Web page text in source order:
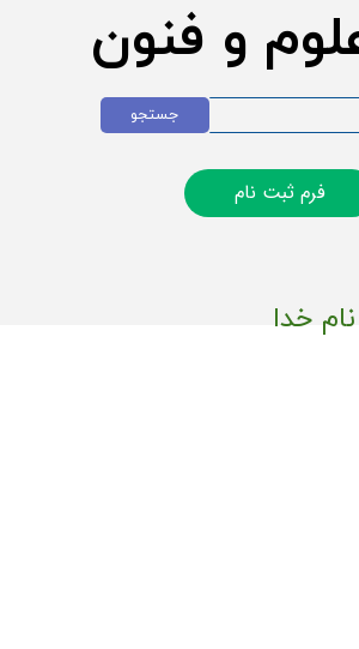
و فنون
فرم ثبت نام
جستجو
خدا